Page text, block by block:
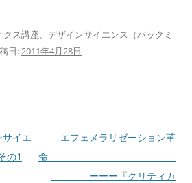
クス講座、 デザインサイエンス（バックミ
日:2011年4月28日 |
イエ
の1
エフェメラリゼーション革
ーーー『クリティカ